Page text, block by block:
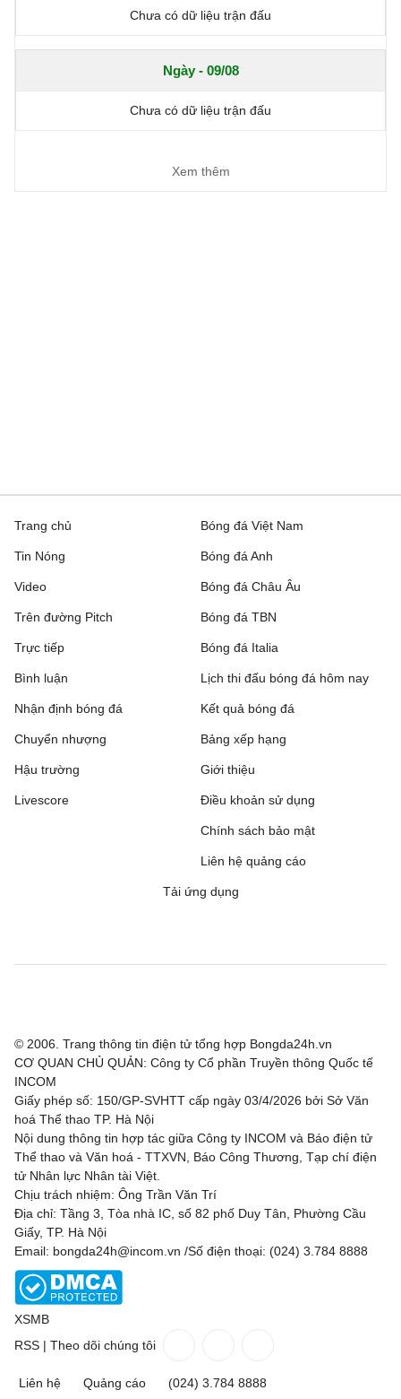
Chưa có dữ liệu trận đấu
Ngày - 09/08
Chưa có dữ liệu trận đấu
Xem thêm
Trang chủ
Tin Nóng
Video
Trên đường Pitch
Trực tiếp
Bóng đá Việt Nam
Bóng đá Anh
Bóng đá Châu Âu
Bóng đá TBN
Bóng đá Italia
Bình luận
Nhận định bóng đá
Chuyển nhượng
Hậu trường
Livescore
Lịch thi đấu bóng đá hôm nay
Kết quả bóng đá
Bảng xếp hạng
Giới thiệu
Điều khoản sử dụng
Chính sách bảo mật
Liên hệ quảng cáo
Tải ứng dụng
© 2006. Trang thông tin điện tử tổng hợp Bongda24h.vn
CƠ QUAN CHỦ QUẢN: Công ty Cổ phần Truyền thông Quốc tế
INCOM
Giấy phép số: 150/GP-SVHTT cấp ngày 03/4/2026 bởi Sở Văn
hoá Thể thao TP. Hà Nội
Nội dung thông tin hợp tác giữa Công ty INCOM và Báo điện tử
Thể thao và Văn hoá - TTXVN, Báo Công Thương, Tạp chí điện
tử Nhân lực Nhân tài Việt.
Chịu trách nhiệm: Ông Trần Văn Trí
Địa chỉ: Tầng 3, Tòa nhà IC, số 82 phố Duy Tân, Phường Cầu
Giấy, TP. Hà Nội
Email: bongda24h@incom.vn /Số điện thoại: (024) 3.784 8888
XSMB
RSS | Theo dõi chúng tôi
Liên hệ Quảng cáo (024) 3.784 8888